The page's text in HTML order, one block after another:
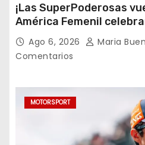
¡Las SuperPoderosas
América Femenil
triplete con una
Azul
Ago 6, 2026 Maria
Comentarios
MOTORSPORT